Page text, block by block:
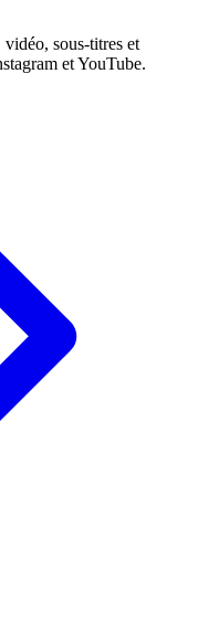
sous-titres et
et YouTube.